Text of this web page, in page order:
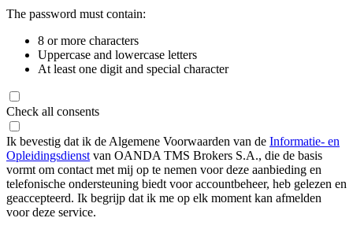
The password must contain:
8 or more characters
Uppercase and lowercase letters
At least one digit and special character
Check all consents
Ik bevestig dat ik de Algemene Voorwaarden van de Informatie- en
Opleidingsdienst van OANDA TMS Brokers S.A., die de basis
vormt om contact met mij op te nemen voor deze aanbieding en
telefonische ondersteuning biedt voor accountbeheer, heb gelezen en
geaccepteerd. Ik begrijp dat ik me op elk moment kan afmelden
voor deze service.